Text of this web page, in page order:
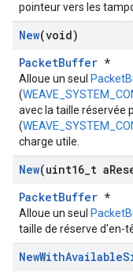
pointeur vers les
New(void)
PacketBuffer *
Alloue un seul
(
avec la taille réservée
(
charge utile.
New(uint16 t a
PacketBuffer *
Alloue un seul
taille de réserve d'en-
NewWithAvailable